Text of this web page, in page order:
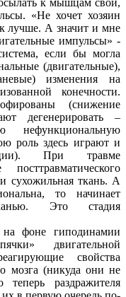
к мышцам свои,
«Не хочет хозяин
лучше. А значит и мне
импульсы» -
если бы могла
(двигательные),
изменения на
конечности.
(снижение
дегенерировать –
нефункциональную
роль здесь играют и
При травме
сухожильная ткань. А
то начинает
Это стадия
фоне гиподинамии
двигательной
свойства
мозга (никуда они не
раздражителя